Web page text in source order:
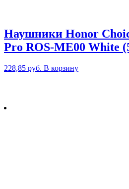
Наушники Honor
Pro ROS-ME00 White
228,85 руб. В корзину